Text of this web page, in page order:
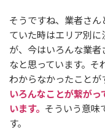
そうですね、業者さ
ていた時はエリア別
が、今はいろんな業
なと思っています。
わからなかったことが
いろんなことが繋が
います。 そういう意味
す。